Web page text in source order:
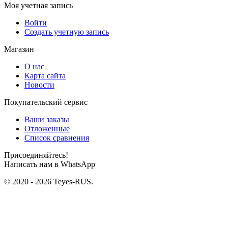
Моя учетная запись
Войти
Создать учетную запись
Магазин
О нас
Карта сайта
Новости
Покупательский сервис
Ваши заказы
Отложенные
Список сравнения
Присоединяйтесь!
Написать нам в WhatsApp
© 2020 - 2026 Teyes-RUS.